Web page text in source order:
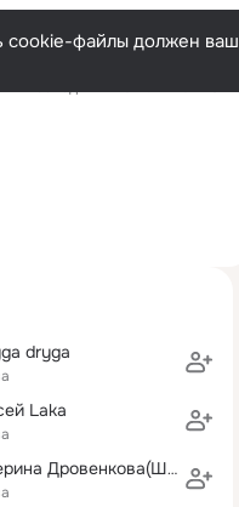
cookie-файлы должен ваш
dryga
Laka
Екатерина Дровенкова(Штукатурова)